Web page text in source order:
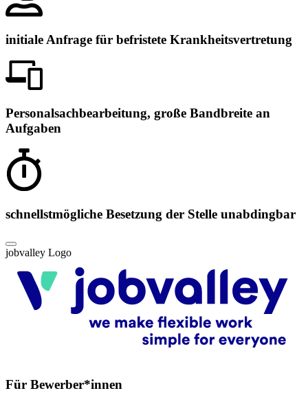
initiale Anfrage für befristete Krankheitsvertretung
Personalsachbearbeitung, große Bandbreite an
Aufgaben
schnellstmögliche Besetzung der Stelle unabdingbar
jobvalley Logo
Für Bewerber*innen